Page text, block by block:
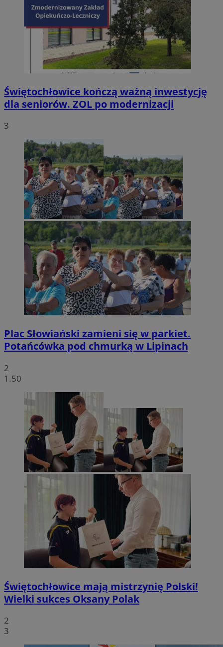
Świętochłowice kończą ważną inwestycję
dla seniorów. ZOL po modernizacji
3
Plac Słowiański zamieni się w parkiet.
Potańcówka pod chmurką w Lipinach
2
1.50
Świętochłowice mają mistrzynię Polski!
Wielki sukces Oksany Polak
2
3